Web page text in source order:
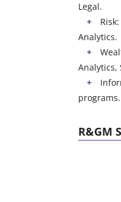
Legal.
Analytics.
Analytics,
programs.
R&GM